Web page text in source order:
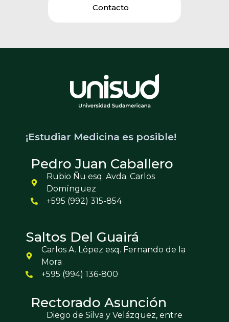
Contacto
¡Estudiar Medicina es posible!
Pedro Juan Caballero
Rubio Ñu esq. Avda. Carlos
Domínguez
+595 (992) 315-854
Saltos Del Guairá
Carlos A. López esq. Fernando de la
Mora
+595 (994) 136-800
Rectorado Asunción
Diego de Silva y Velázquez, entre